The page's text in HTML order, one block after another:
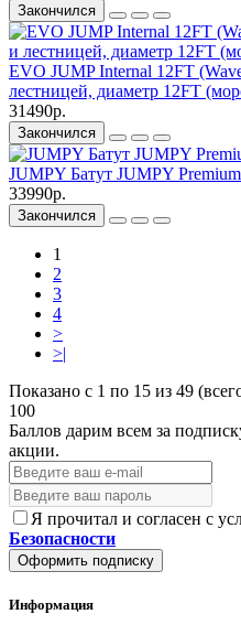
Закончился
EVO JUMP Internal 12FT
лестницей, диаметр 12FT
31490р.
Закончился
JUMPY Батут JUMPY
33990р.
Закончился
1
2
3
4
>
>|
Показано с 1 по 15 из 49
100
Баллов дарим всем за
акции.
Я прочитал и согласен с
Безопасности
Оформить подписку
Информация